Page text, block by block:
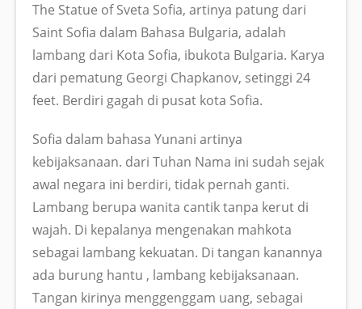
The Statue of Sveta Sofia, artinya patung dari
Saint Sofia dalam Bahasa Bulgaria, adalah
lambang dari Kota Sofia, ibukota Bulgaria. Karya
dari pematung Georgi Chapkanov, setinggi 24
feet. Berdiri gagah di pusat kota Sofia.
Sofia dalam bahasa Yunani artinya
kebijaksanaan. dari Tuhan Nama ini sudah sejak
awal negara ini berdiri, tidak pernah ganti.
Lambang berupa wanita cantik tanpa kerut di
wajah. Di kepalanya mengenakan mahkota
sebagai lambang kekuatan. Di tangan kanannya
ada burung hantu , lambang kebijaksanaan.
Tangan kirinya menggenggam uang, sebagai